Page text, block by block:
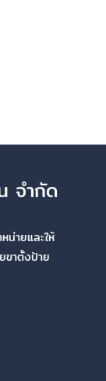
จำกัด
ายและให้
ขาตั้งป้าย